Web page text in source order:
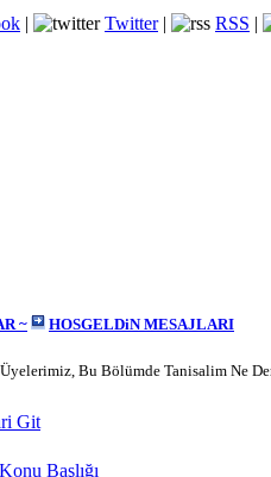
| Twitter| RSS |
~ HOSGELDiN MESAJLARI
Bu Bölümde Tanisalim Ne
Konu Başlığı